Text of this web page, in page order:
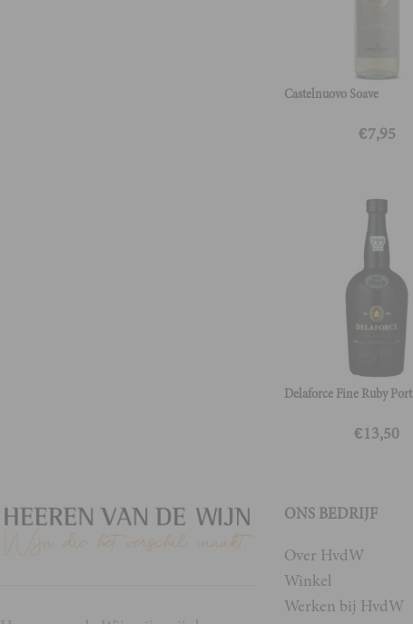
Castelnuovo Soave
€7,95
Delaforce Fine Ruby Port
€13,50
ONS BEDRIJF
Over HvdW
Winkel
Werken bij HvdW